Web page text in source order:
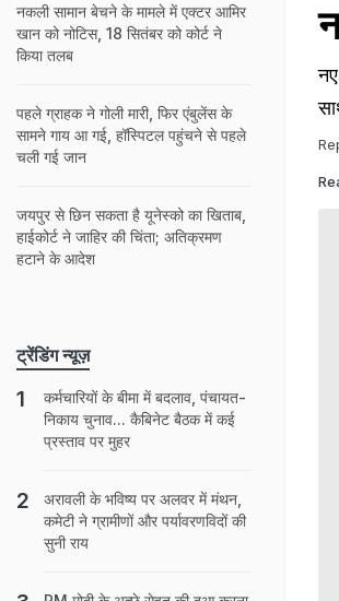
नकली सामान बेचने के मामले में एक्टर आमिर
खान को नोटिस, 18 सितंबर को कोर्ट ने
किया तलब
पहले ग्राहक ने गोली मारी, फिर एंबुलेंस के
सामने गाय आ गई, हॉस्पिटल पहुंचने से पहले
चली गई जान
जयपुर से छ‍ि‍न सकता है यूनेस्‍को का ख‍िताब,
हाईकोर्ट ने जाह‍िर की च‍िंता; अत‍िक्रमण
हटाने के आदेश
ट्रेंडिंग न्यूज़
कर्मचारियों के बीमा में बदलाव, पंचायत-
निकाय चुनाव... कैबिनेट बैठक में कई
प्रस्ताव पर मुहर
अरावली के भविष्य पर अलवर में मंथन,
कमेटी ने ग्रामीणों और पर्यावरणविदों की
सुनी राय